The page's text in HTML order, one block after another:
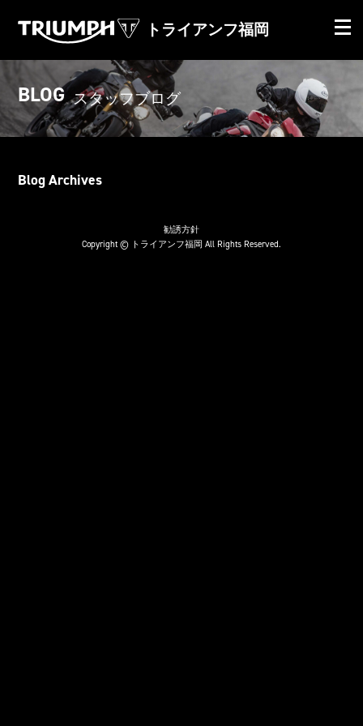
トライアンフ福岡
BLOG スタッフブログ
Blog Archives
勧誘方針
Copyright © トライアンフ福岡 All Rights Reserved.